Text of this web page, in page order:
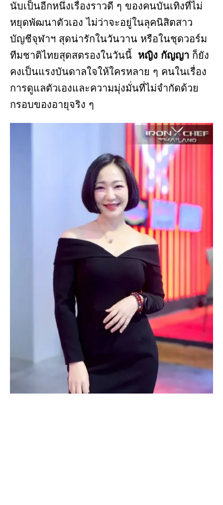
นับเป็นอีกหนึ่งเรื่องราวดี ๆ ของคนบันเทิงที่ไม่
หยุดพัฒนาตัวเอง ไม่ว่าจะอยู่ในลุคนิสิตสาว
บัญชีจุฬาฯ สุดน่ารักในวันวาน หรือในชุดวอร์ม
ทีมชาติไทยสุดสตรองในวันนี้ หญิง กัญญา ก็ยัง
คงเป็นแรงบันดาลใจให้ใครหลาย ๆ คนในเรื่อง
การดูแลตัวเองและความมุ่งมั่นที่ไม่จำกัดด้วย
กรอบของอายุจริง ๆ